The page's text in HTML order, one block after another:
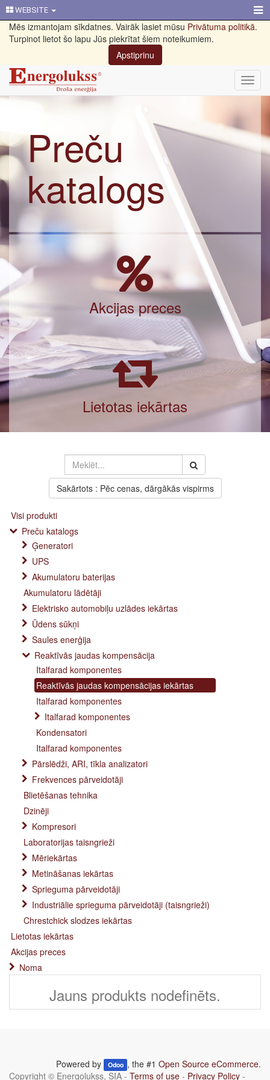
WEBSITE
Mēs izmantojam sīkdatnes. Vairāk lasiet mūsu Privātuma politikā.
Turpinot lietot šo lapu Jūs piekrītat šiem noteikumiem.
Apstiprinu
Preču
katalogs
Akcijas preces
Lietotas iekārtas
Sakārtots : Pēc cenas, dārgākās vispirms
Visi produkti
Preču katalogs
Ģeneratori
UPS
Akumulatoru baterijas
Akumulatoru lādētāji
Elektrisko automobiļu uzlādes iekārtas
Ūdens sūkņi
Saules enerģija
Reaktīvās jaudas kompensācija
Italfarad komponentes
Reaktīvās jaudas kompensācijas iekārtas
Italfarad komponentes
Italfarad komponentes
Kondensatori
Italfarad komponentes
Pārslēdži, ARI, tīkla analizatori
Frekvences pārveidotāji
Blietēšanas tehnika
Dzinēji
Kompresori
Laboratorijas taisngrieži
Mēriekārtas
Metināšanas iekārtas
Sprieguma pārveidotāji
Industriālie sprieguma pārveidotāji (taisngrieži)
Chrestchick slodzes iekārtas
Lietotas iekārtas
Akcijas preces
Noma
Jauns produkts nodefinēts.
Powered by Odoo , the #1 Open Source eCommerce.
Copyright © Energolukss, SIA - Terms of use - Privacy Policy -